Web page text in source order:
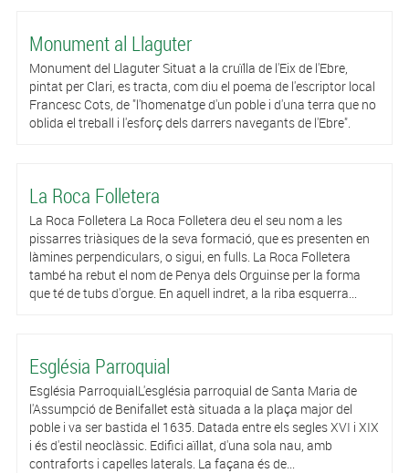
Monument al Llaguter
Monument del Llaguter Situat a la cruïlla de l'Eix de l'Ebre,
pintat per Clari, es tracta, com diu el poema de l'escriptor local
Francesc Cots, de "l'homenatge d'un poble i d'una terra que no
oblida el treball i l'esforç dels darrers navegants de l'Ebre".
La Roca Folletera
La Roca Folletera La Roca Folletera deu el seu nom a les
pissarres triàsiques de la seva formació, que es presenten en
làmines perpendiculars, o sigui, en fulls. La Roca Folletera
també ha rebut el nom de Penya dels Orguinse per la forma
que té de tubs d'orgue. En aquell indret, a la riba esquerra...
Església Parroquial
Església ParroquialL'església parroquial de Santa Maria de
l'Assumpció de Benifallet està situada a la plaça major del
poble i va ser bastida el 1635. Datada entre els segles XVI i XIX
i és d'estil neoclàssic. Edifici aïllat, d'una sola nau, amb
contraforts i capelles laterals. La façana és de...